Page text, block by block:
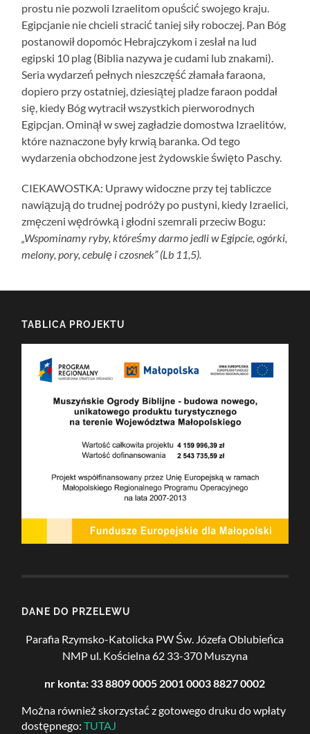
prostu nie pozwoli Izraelitom opuścić swojego kraju.
Egipcjanie nie chcieli stracić taniej siły roboczej. Pan Bóg
postanowił dopomóc Hebrajczykom i zesłał na lud
egipski 10 plag (Biblia nazywa je cudami lub znakami).
Seria wydarzeń pełnych nieszczęść złamała faraona,
dopiero przy ostatniej, dziesiątej pladze faraon poddał
się, kiedy Bóg wytracił wszystkich pierworodnych
Egipcjan. Ominął w swej zagładzie domostwa Izraelitów,
które naznaczone były krwią baranka. Od tego
wydarzenia obchodzone jest żydowskie święto Paschy.
CIEKAWOSTKA: Uprawy widoczne przy tej tabliczce
nawiązują do trudnej podróży po pustyni, kiedy Izraelici,
zmęczeni wędrówką i głodni szemrali przeciw Bogu:
„Wspominamy ryby, któreśmy darmo jedli w Egipcie, ogórki,
melony, pory, cebulę i czosnek” (Lb 11,5).
TABLICA PROJEKTU
DANE DO PRZELEWU
Parafia Rzymsko-Katolicka PW Św. Józefa Oblubieńca
NMP ul. Kościelna 62 33-370 Muszyna
nr konta: 33 8809 0005 2001 0003 8827 0002
Można również skorzystać z gotowego druku do wpłaty
dostępnego: TUTAJ